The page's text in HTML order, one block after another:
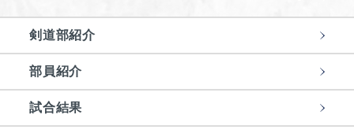
剣道部紹介
部員紹介
試合結果